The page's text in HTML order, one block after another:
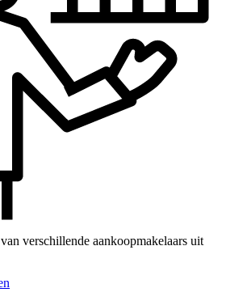
verschillende aankoopmakelaars uit